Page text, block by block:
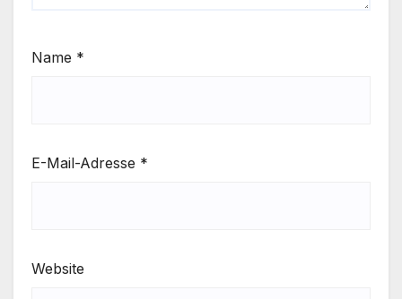
Name *
E-Mail-Adresse *
Website